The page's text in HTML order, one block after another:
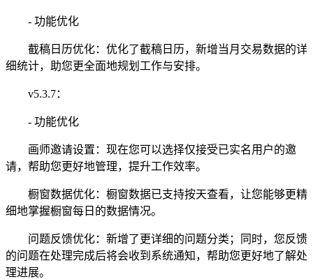
- 功能优化
截稿日历优化：优化了截稿日历，新增当月交易数据的详
细统计，助您更全面地规划工作与安排。
v5.3.7：
- 功能优化
画师邀请设置：现在您可以选择仅接受已实名用户的邀
请，帮助您更好地管理，提升工作效率。
橱窗数据优化：橱窗数据已支持按天查看，让您能够更精
细地掌握橱窗每日的数据情况。
问题反馈优化：新增了更详细的问题分类；同时，您反馈
的问题在处理完成后将会收到系统通知，帮助您更好地了解处
理进展。